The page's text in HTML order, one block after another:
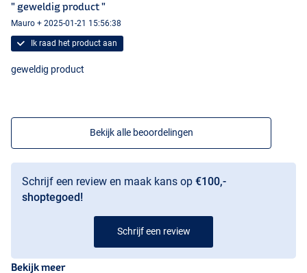
" geweldig product "
Mauro + 2025-01-21 15:56:38
Ik raad het product aan
geweldig product
Bekijk alle beoordelingen
Schrijf een review en maak kans op €100,-
shoptegoed!
Schrijf een review
Bekijk meer